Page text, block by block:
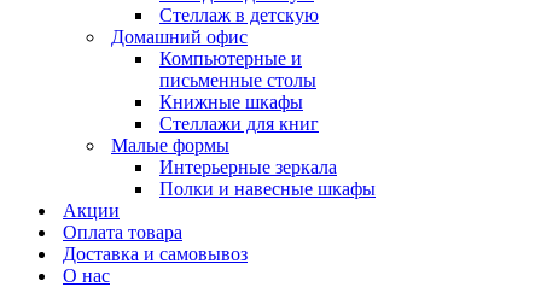
Стеллаж в детскую
Домашний офис
Компьютерные и
письменные столы
Книжные шкафы
Стеллажи для книг
Малые формы
Интерьерные зеркала
Полки и навесные шкафы
Акции
Оплата товара
Доставка и самовывоз
О нас